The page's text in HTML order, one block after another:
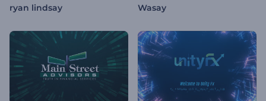
ryan lindsay Wasay